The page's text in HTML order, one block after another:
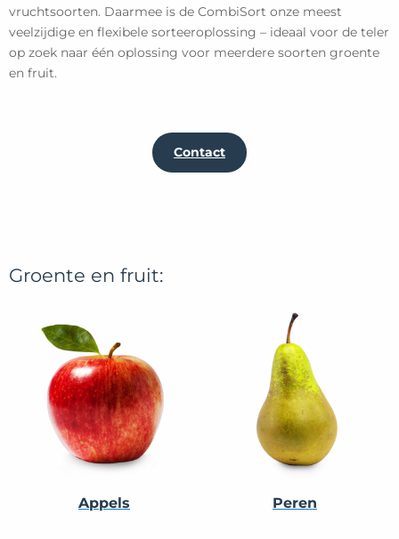
vruchtsoorten. Daarmee is de CombiSort onze meest
veelzijdige en flexibele sorteeroplossing – ideaal voor de teler
op zoek naar één oplossing voor meerdere soorten groente
en fruit.
Contact
Groente en fruit:
Appels Peren